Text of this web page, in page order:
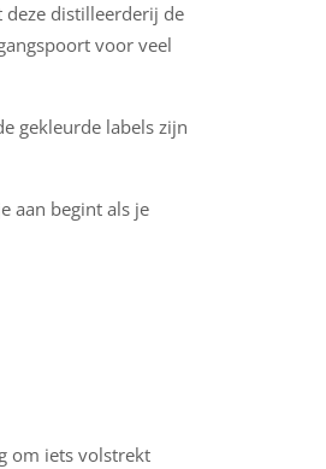
deze distilleerderij de
voor veel
gekleurde labels zijn
aan begint als je
om iets volstrekt